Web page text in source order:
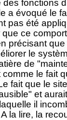
fonctions
a évoqué le
pas été
ce
précisant
le
de
le fait
fait que le
et
il
la lire, la